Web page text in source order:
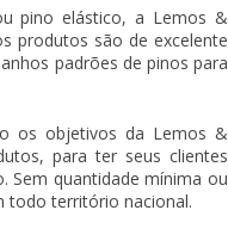
pino elástico, a Lemos &
produtos são de excelente
padrões de pinos para
os objetivos da Lemos &
para ter seus clientes
Sem quantidade mínima ou
todo território nacional.